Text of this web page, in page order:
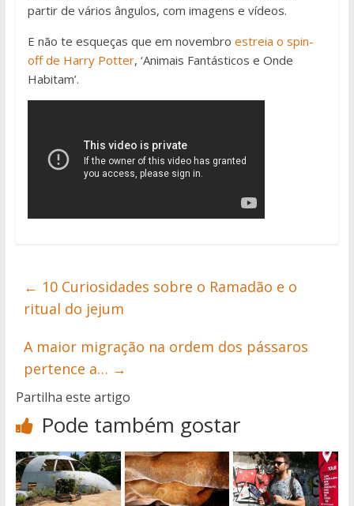
partir de vários ângulos, com imagens e vídeos.
E não te esqueças que em novembro estreia o spin-
off de Harry Potter, ‘Animais Fantásticos e Onde
Habitam’.
← 10 Curiosidades sobre o Ramadão e o
ritual do jejum
A maior migração na ordem dos pássaros
pertence a… →
Partilha este artigo
Pode também gostar